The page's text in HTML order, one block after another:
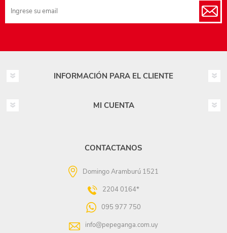
INFORMACIÓN PARA EL CLIENTE
MI CUENTA
CONTACTANOS
Domingo Aramburú 1521
2204 0164*
095 977 750
info@pepeganga.com.uy